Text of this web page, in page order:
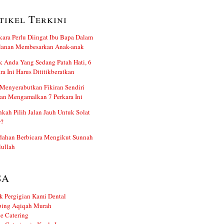
Terkini
Perlu Diingat Ibu Bapa Dalam
Membesarkan Anak-anak
Anda Yang Sedang Patah Hati, 6
Ini Harus Dititikberatkan
Fikiran Sendiri
Mengamalkan 7 Perkara Ini
Pilih Jalan Jauh Untuk Solat
Berbicara Mengikut Sunnah
Pergigian Kami Dental
Aqiqah Murah
Catering